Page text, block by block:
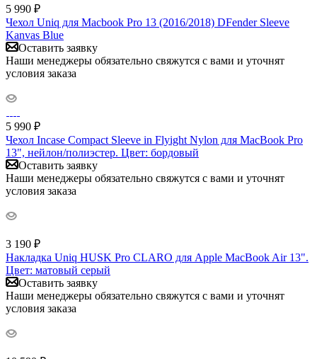
5 990 ₽
Чехол Uniq для Macbook Pro 13 (2016/2018) DFender Sleeve
Kanvas Blue
Оставить заявку
Наши менеджеры обязательно свяжутся с вами и уточнят
условия заказа
5 990 ₽
Чехол Incase Compact Sleeve in Flyight Nylon для MacBook Pro
13", нейлон/полиэстер. Цвет: бордовый
Оставить заявку
Наши менеджеры обязательно свяжутся с вами и уточнят
условия заказа
3 190 ₽
Накладка Uniq HUSK Pro CLARO для Apple MacBook Air 13".
Цвет: матовый серый
Оставить заявку
Наши менеджеры обязательно свяжутся с вами и уточнят
условия заказа